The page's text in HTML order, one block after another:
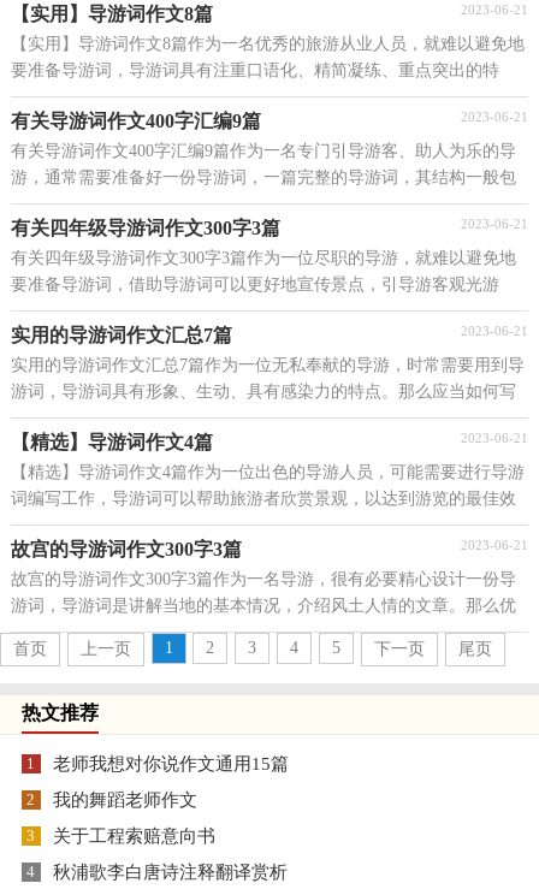
【实用】导游词作文8篇 2023-06-21
【实用】导游词作文8篇作为一名优秀的旅游从业人员，就难以避免地
要准备导游词，导游词具有注重口语化、精简凝练、重点突出的特
点。我们应该怎么写导游词呢？以下是小编为大家整...
有关导游词作文400字汇编9篇 2023-06-21
有关导游词作文400字汇编9篇作为一名专门引导游客、助人为乐的导
游，通常需要准备好一份导游词，一篇完整的导游词，其结构一般包
括习惯用语、概括介绍、重点讲解三个部分。那么应...
有关四年级导游词作文300字3篇 2023-06-21
有关四年级导游词作文300字3篇作为一位尽职的导游，就难以避免地
要准备导游词，借助导游词可以更好地宣传景点，引导游客观光游
览。写导游词需要注意哪些格式呢？以下是小编收集整理...
实用的导游词作文汇总7篇 2023-06-21
实用的导游词作文汇总7篇作为一位无私奉献的导游，时常需要用到导
游词，导游词具有形象、生动、具有感染力的特点。那么应当如何写
导游词呢？以下是小编整理的导游词作文7篇，仅供参...
【精选】导游词作文4篇 2023-06-21
【精选】导游词作文4篇作为一位出色的导游人员，可能需要进行导游
词编写工作，导游词可以帮助旅游者欣赏景观，以达到游览的最佳效
果。优秀的导游词都具备一些什么特点呢？以下是小...
故宫的导游词作文300字3篇 2023-06-21
故宫的导游词作文300字3篇作为一名导游，很有必要精心设计一份导
游词，导游词是讲解当地的基本情况，介绍风土人情的文章。那么优
秀的导游词是什么样的呢？下面是小编精心整理的故宫...
首页
上一页 1 2 3 4 5 下一页 尾页
热文推荐
1 老师我想对你说作文通用15篇
2 我的舞蹈老师作文
3 关于工程索赔意向书
4 秋浦歌李白唐诗注释翻译赏析